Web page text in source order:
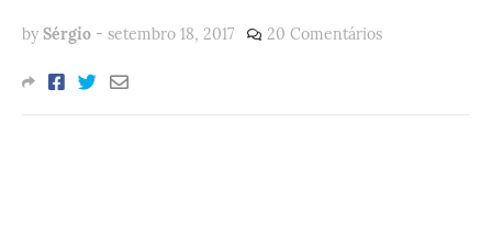
by Sérgio - setembro 18, 2017 20 Comentários